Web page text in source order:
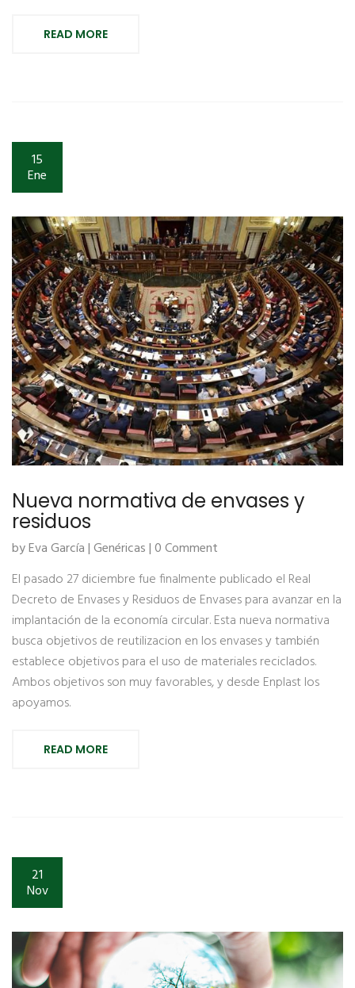
READ MORE
15
Ene
Nueva normativa de envases y
residuos
by Eva García |Genéricas| 0 Comment
El pasado 27 diciembre fue finalmente publicado el Real
Decreto de Envases y Residuos de Envases para avanzar en la
implantación de la economía circular. Esta nueva normativa
busca objetivos de reutilizacion en los envases y también
establece objetivos para el uso de materiales reciclados.
Ambos objetivos son muy favorables, y desde Enplast los
apoyamos.
READ MORE
21
Nov